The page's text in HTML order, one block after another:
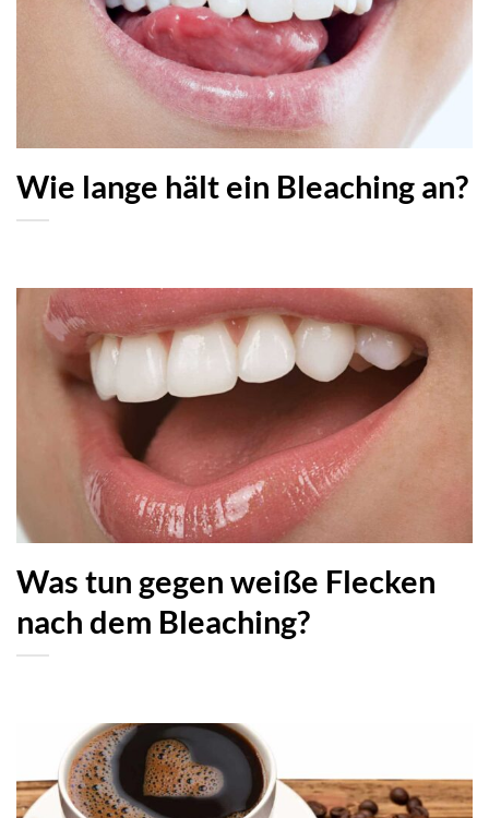
Wie lange hält ein Bleaching an?
Was tun gegen weiße Flecken
nach dem Bleaching?